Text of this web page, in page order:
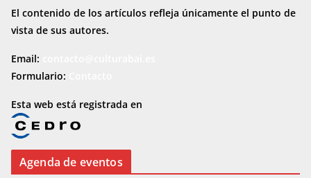
El contenido de los artículos refleja únicamente el punto de
vista de sus autores.
Email:
Formulario:
Esta web está registrada en
Agenda de eventos